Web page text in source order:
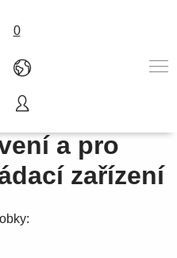
0
pro
a pro
zařízení